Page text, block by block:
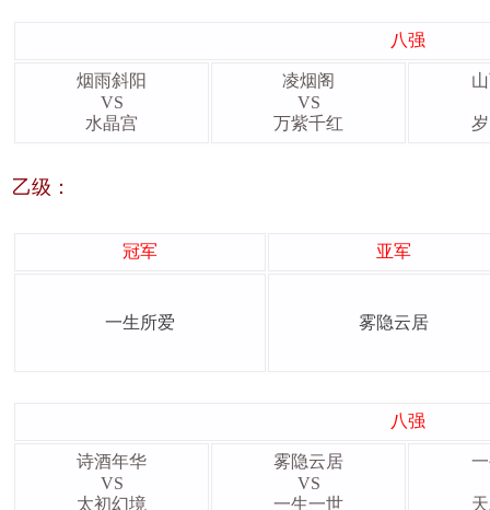
八强
烟雨斜阳
VS
水晶宫
凌烟阁
VS
万紫千红
乙级：
冠军 亚军
一生所爱 雾隐云居
八强
诗酒年华
VS
太初幻境
雾隐云居
VS
一生一世